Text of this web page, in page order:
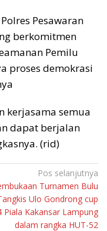
Pesawaran
berkomitmen
Pemilu
proses demokrasi
kerjasama semua
dapat berjalan
(rid)
Pos selanjutnya
Turnamen Bulu
Ulo Gondrong cup
Piala Kakansar Lampung
dalam rangka HUT-52